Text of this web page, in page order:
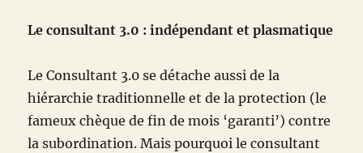
Le consultant 3.0 : indépendant et plasmatique
Le Consultant 3.0 se détache aussi de la
hiérarchie traditionnelle et de la protection (le
fameux chèque de fin de mois ‘garanti’) contre
la subordination. Mais pourquoi le consultant